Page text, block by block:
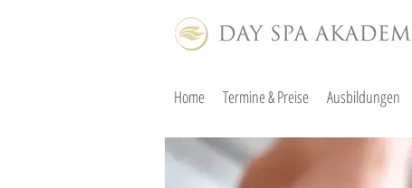
Home Termine & Preise Ausbildungen